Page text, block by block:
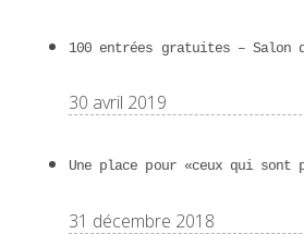
100 entrées gratuites – Salon
30 avril 2019
Une place pour «ceux qui sont
31 décembre 2018